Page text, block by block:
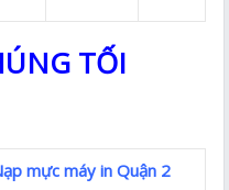
TỐI
mực máy in Quận 2